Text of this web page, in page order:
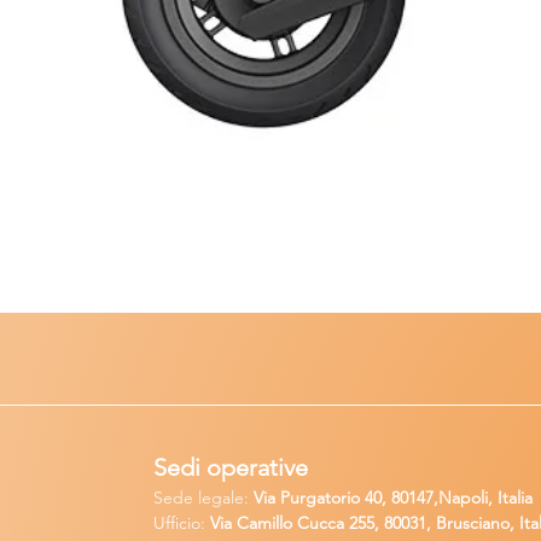
Sedi operative
Sede legale:Via Purgatorio 40, 80147,Napoli, Italia
Ufficio:Via Camillo Cucca 255, 80031, Brusciano,